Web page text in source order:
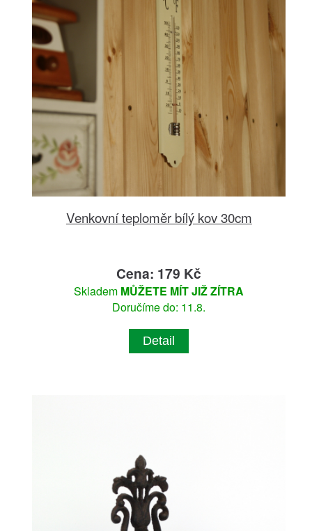
Venkovní teploměr bílý kov 30cm
Cena: 179 Kč
Skladem MŮŽETE MÍT JIŽ ZÍTRA
Doručíme do: 11.8.
Detail